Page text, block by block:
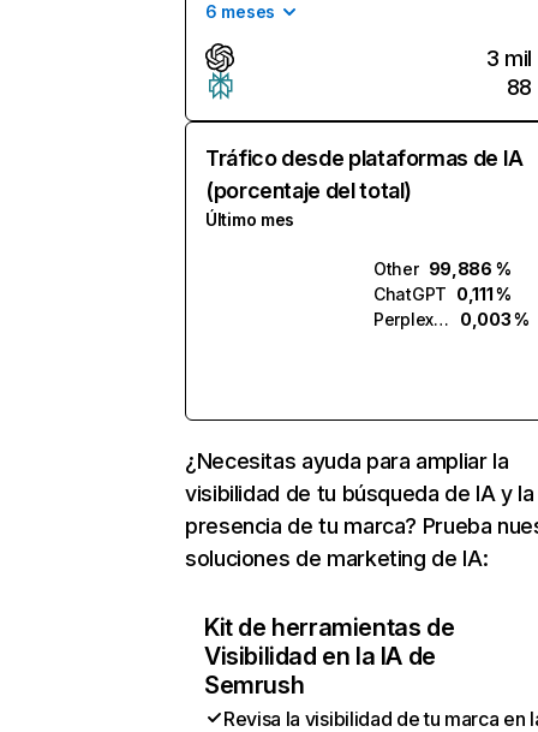
6 meses
3 mil
88
Tráfico desde plataformas de IA
(porcentaje del total)
Último mes
Other 99,886 %
ChatGPT 0,111 %
Perplexity
0,003 %
¿Necesitas ayuda para ampliar la
visibilidad de tu búsqueda de IA y la
presencia de tu marca? Prueba
soluciones de marketing de IA:
Kit de herramientas de
Visibilidad en la IA de
Semrush
Revisa la visibilidad de tu marca en